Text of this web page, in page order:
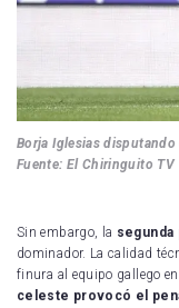
Borja Iglesias
Fuente: El Chiringuito TV
Sin embargo, la segunda
dominador. La calidad
finura al equipo gallego
celeste provocó el